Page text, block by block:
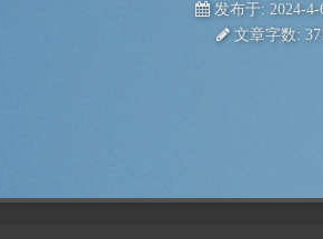
发布于: 2024-4-
文章字数: